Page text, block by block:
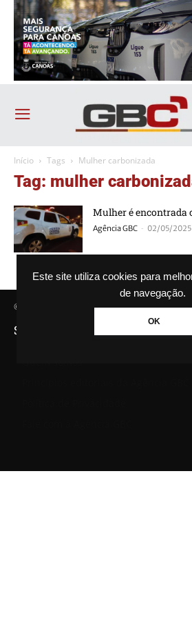
Este site utiliza cookies para
de navegação.
OK
Início Tags Mulher carbonizada
Tag: mulher
Mulher é encontrada
Agência GBC - 02/05/
© Agência GBC. Aqui tem notícia. Todos os
SAIBA MAIS SOBRE A AGÊNCIA